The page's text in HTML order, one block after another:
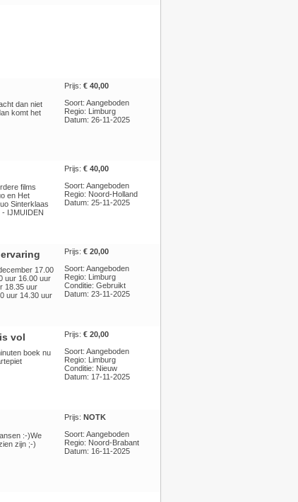
dan niet
komt het
Prijs: € 40,00
Soort: Aangeboden
Regio: Limburg
Datum: 26-11-2025
films
en Het
Sinterklaas
- IJMUIDEN
Prijs: € 40,00
Soort: Aangeboden
Regio: Noord-Holland
Datum: 25-11-2025
17.00
uur 16.00 uur
18.35 uur
uur 14.30 uur
Prijs: € 20,00
Soort: Aangeboden
Regio: Limburg
Conditie: Gebruikt
Datum: 23-11-2025
vol
boek nu
Prijs: € 20,00
Soort: Aangeboden
Regio: Limburg
Conditie: Nieuw
Datum: 17-11-2025
:-)We
zijn ;-)
Prijs: NOTK
Soort: Aangeboden
Regio: Noord-Brabant
Datum: 16-11-2025